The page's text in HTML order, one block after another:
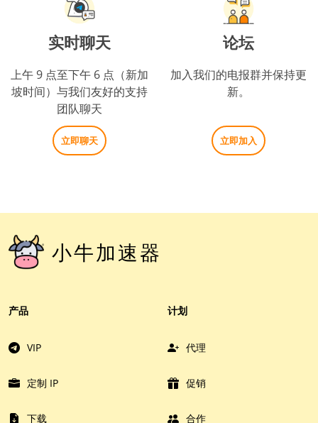
实时聊天
上午 9 点至下午 6 点（新加
坡时间）与我们友好的支持
团队聊天
立即聊天
论坛
加入我们的电报群并保持更
新。
立即加入
小牛加速器
产品
VIP
定制 IP
下载
计划
代理
促销
合作